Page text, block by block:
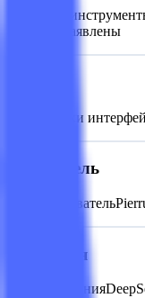
ИИ-
Не заявлены
Языки
Основатель
Основатель
Компания
Компания